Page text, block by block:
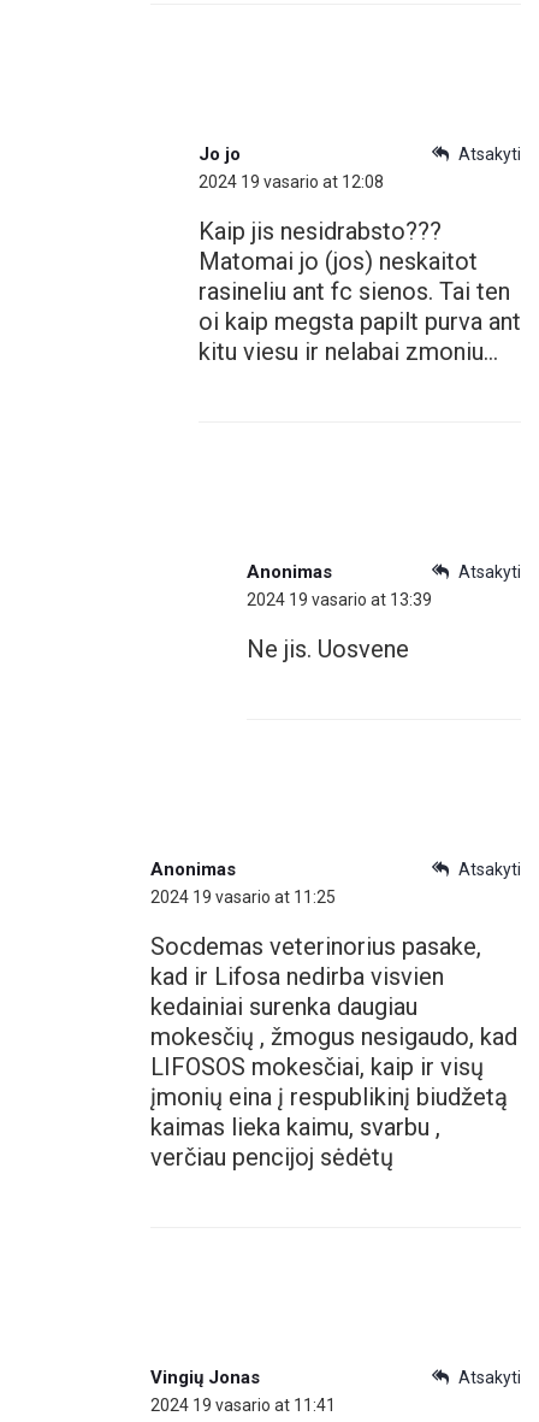
Atsakyti
Jo jo
2024 19 vasario at 12:08
Kaip jis nesidrabsto???
Matomai jo (jos) neskaitot
rasineliu ant fc sienos. Tai ten
oi kaip megsta papilt purva ant
kitu viesu ir nelabai zmoniu…
Atsakyti
Anonimas
2024 19 vasario at 13:39
Ne jis. Uosvene
Atsakyti
Anonimas
2024 19 vasario at 11:25
Socdemas veterinorius pasake,
kad ir Lifosa nedirba visvien
kedainiai surenka daugiau
mokesčių , žmogus nesigaudo, kad
LIFOSOS mokesčiai, kaip ir visų
įmonių eina į respublikinį biudžetą
kaimas lieka kaimu, svarbu ,
verčiau pencijoj sėdėtų
Atsakyti
Vingių Jonas
2024 19 vasario at 11:41